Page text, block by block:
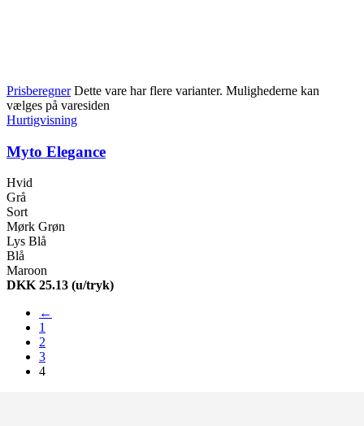
Prisberegner Dette vare har flere varianter. Mulighederne kan
vælges på varesiden
Hurtigvisning
Myto Elegance
Hvid
Grå
Sort
Mørk Grøn
Lys Blå
Blå
Maroon
DKK 25.13 (u/tryk)
←
1
2
3
4